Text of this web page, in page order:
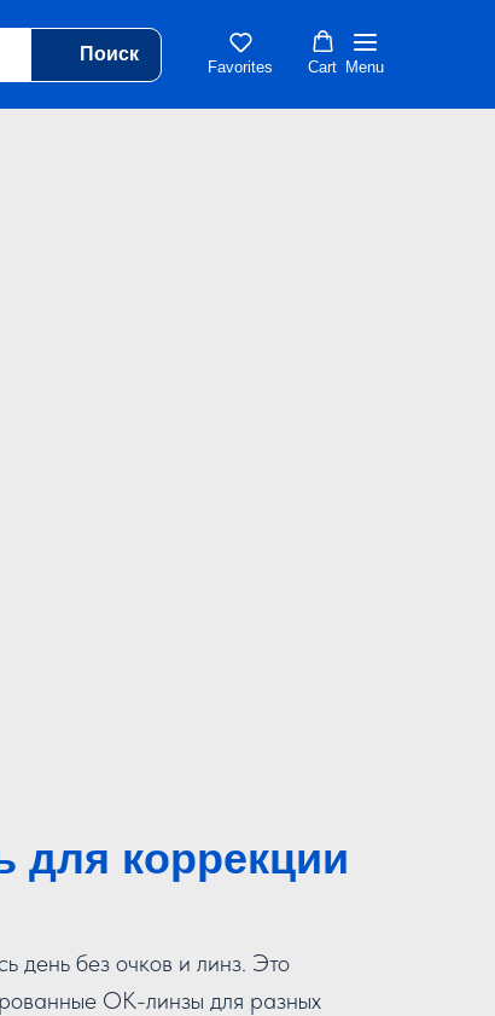
Поиск
Favorites Cart Menu
для коррекции
день без очков и линз. Это
OK-линзы для разных